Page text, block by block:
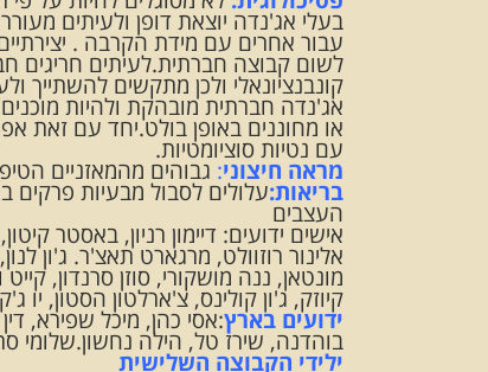
בעלי אג'נדה יוצאת דופן ולעיתים
עבור אחרים עם מידת הקרבה .
לשום קבוצה חברתית.לעיתים חריגים
קונבנציונאלי ולכן מתקשים להשתייך
אג'נדה חברתית מובהקת ולהיות
או מחוננים באופן בולט.יחד עם זאת
עם נטיות סוציומטיות.
מראה חיצוני: גבוהים מהמאזניים
בריאות:עלולים לסבול מבעיות פרקים
העצבים
אישים ידועים: דיימון רניון, באסטר
אלינור רוזוולט, מרגארט תאצ'ר. ג'ון
מונטאן, ננה מושקורי, סוזן סרנדון, קייט
קיוזק, ג'ון קולינס, צ'ארלטון הסטון, יו
ידועים בארץ:אסי כהן, מיכל שפירא, דין
בוהדנה, שירז טל, הילה נחשון.שלומי
ילידי הקבוצה השלישית